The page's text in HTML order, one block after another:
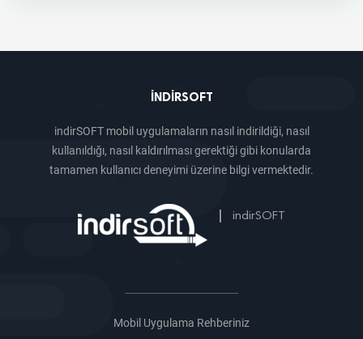
INDIRSOFT
indirSOFT mobil uygulamaların nasıl indirildiği, nasıl
kullanıldığı, nasıl kaldırılması gerektiği gibi konularda
tamamen kullanıcı deneyimi üzerine bilgi vermektedir.
indirSOFT
Mobil Uygulama Rehberiniz